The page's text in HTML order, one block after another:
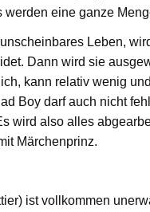
werden eine ganze
Leben,
Dann wird sie
kann relativ wenig
Boy darf auch nicht
wird also alles
Märchenprinz.
ist vollkommen